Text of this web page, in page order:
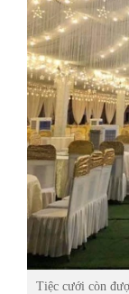
Tiệc cưới còn